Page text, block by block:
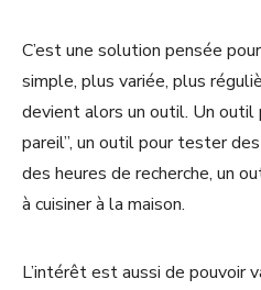
C’est une solution pensée
simple, plus variée, plus
devient alors un outil. Un outil
pareil”, un outil pour tester
des heures de recherche, un
à cuisiner à la maison.
L’intérêt est aussi de pouvoir